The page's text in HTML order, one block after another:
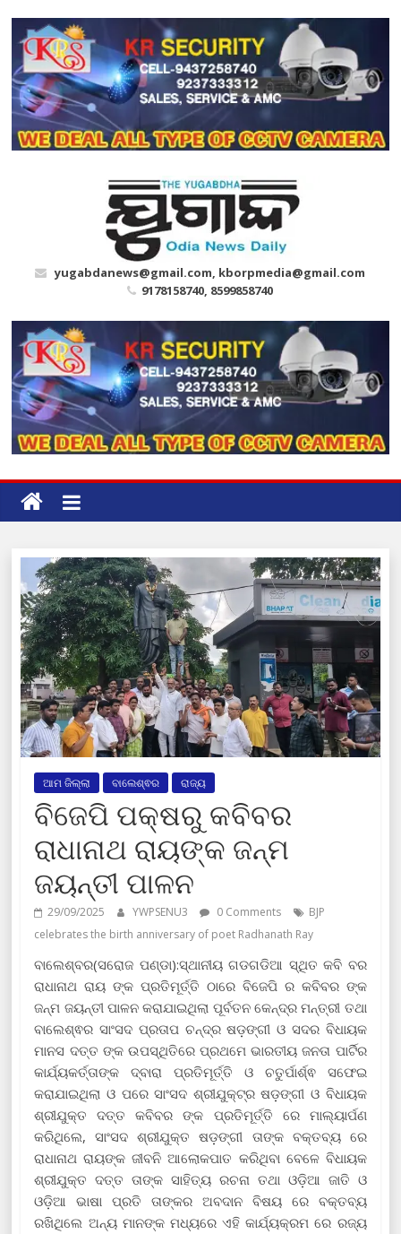
content
yugabdanews@gmail.com, kborpmedia@gmail.com
9178158740, 8599858740
ଆମ ଜିଲ୍ଲା ବାଲେଶ୍ଵର ରାଜ୍ୟ
ବିଜେପି ପକ୍ଷରୁ କବିବର
ରାଧାନାଥ ରାୟଙ୍କ ଜନ୍ମ
ଜୟନ୍ତୀ ପାଳନ
29/09/2025 YWPSENU3 0 Comments
BJP
celebrates the birth anniversary of poet Radhanath Ray
ବାଲେଶ୍ବର(ସରୋଜ ପଣ୍ଡା):ସ୍ଥାନୀୟ ଗଡଗଡିଆ ସ୍ଥିତ କବି ବର
ରାଧାନାଥ ରାୟ ଙ୍କ ପ୍ରତିମୂର୍ତ୍ତି ଠାରେ ବିଜେପି ର କବିବର ଙ୍କ
ଜନ୍ମ ଜୟନ୍ତୀ ପାଳନ କରାଯାଇଥିଲା ପୂର୍ବତନ କେନ୍ଦ୍ର ମନ୍ତ୍ରୀ ତଥା
ବାଲେଶ୍ଵର ସାଂସଦ ପ୍ରତାପ ଚନ୍ଦ୍ର ଷଡ଼ଙ୍ଗୀ ଓ ସଦର ବିଧାୟକ
ମାନସ ଦତ୍ତ ଙ୍କ ଉପସ୍ଥିତିରେ ପ୍ରଥମେ ଭାରତୀୟ ଜନତା ପାର୍ଟିର
କାର୍ଯ୍ୟକର୍ତ୍ତାଙ୍କ ଦ୍ବାରା ପ୍ରତିମୂର୍ତ୍ତି ଓ ଚତୁର୍ପାର୍ଶ୍ଵ ସଫେଇ
କରାଯାଇଥିଲା ଓ ପରେ ସାଂସଦ ଶ୍ରୀଯୁକ୍ଟ୍ର ଷଡ଼ଙ୍ଗୀ ଓ ବିଧାୟକ
ଶ୍ରୀଯୁକ୍ତ ଦତ୍ତ କବିବର ଙ୍କ ପ୍ରତିମୂର୍ତ୍ତି ରେ ମାଲ୍ୟାର୍ପଣ
କରିଥିଲେ, ସାଂସଦ ଶ୍ରୀଯୁକ୍ତ ଷଡ଼ଙ୍ଗୀ ତାଙ୍କ ବକ୍ତବ୍ୟ ରେ
ରାଧାନାଥ ରାୟଙ୍କ ଜୀବନି ଆଲୋକପାତ କରିଥିବା ବେଳେ ବିଧାୟକ
ଶ୍ରୀଯୁକ୍ତ ଦତ୍ତ ତାଙ୍କ ସାହିତ୍ୟ ରଚନା ତଥା ଓଡ଼ିଆ ଜାତି ଓ
ଓଡ଼ିଆ ଭାଷା ପ୍ରତି ତାଙ୍କର ଅବଦାନ ବିଷୟ ରେ ବକ୍ତବ୍ୟ
ରଖିଥିଲେ ଅନ୍ୟ ମାନଙ୍କ ମଧ୍ୟରେ ଏହି କାର୍ଯ୍ୟକ୍ରମ ରେ ରଜ୍ୟ